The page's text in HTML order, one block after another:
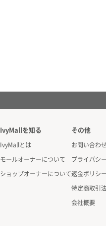
IvyMallを知る
IvyMallとは
モールオーナーについて
ショップオーナーについて
その他
お問い合わせ
プライバシ
返金ポリシー
特定商取引
会社概要